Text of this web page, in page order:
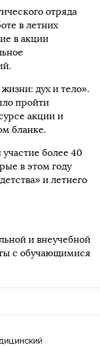
отряда
в летних
в акции
дух и тело».
пройти
акции и
бланке.
более 40
в этом году
и летнего
и внеучебной
с обучающимися